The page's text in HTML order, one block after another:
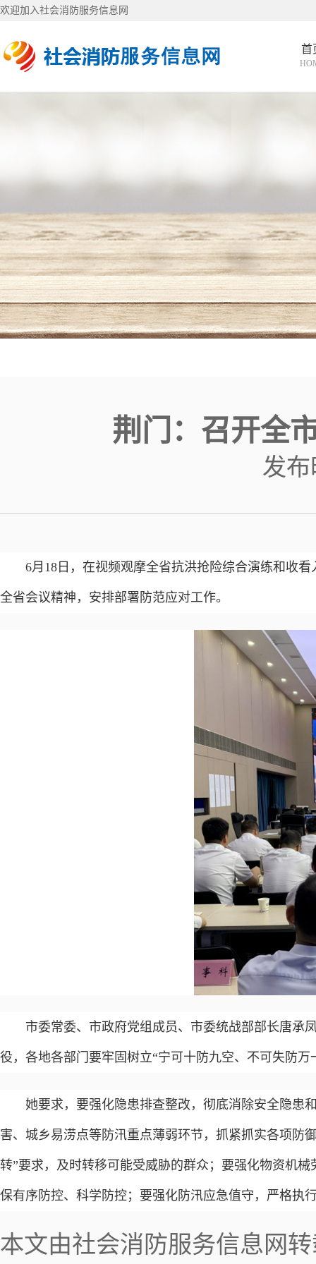
欢迎加入社会消防服务信息网
首
荆门：召开全
发布
6月18日，在视频观摩全省抗洪抢险综合演练和收
全省会议精神，安排部署防范应对工作。
市委常委、市政府党组成员、市委统战部部长唐承
役，各地各部门要牢固树立“宁可十防九空、不可失防
她要求，要强化隐患排查整改，彻底消除安全隐患
害、城乡易涝点等防汛重点薄弱环节，抓紧抓实各项防
转”要求，及时转移可能受威胁的群众；要强化物资机
保有序防控、科学防控；要强化防汛应急值守，严格执
本文由社会消防服务信息网